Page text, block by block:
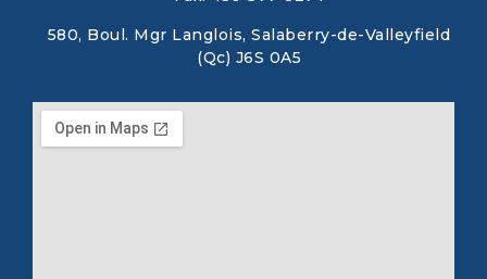
580, Boul. Mgr Langlois, Salaberry-de-Valleyfield
(Qc) J6S 0A5